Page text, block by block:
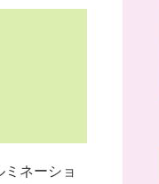
ネーショ